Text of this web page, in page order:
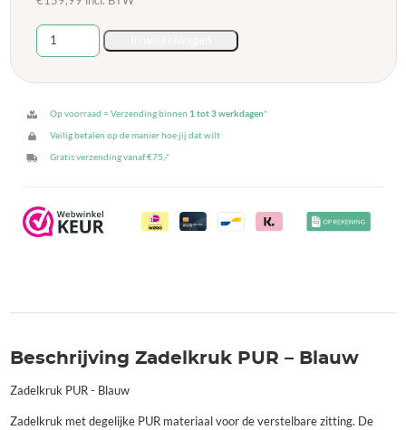
Zadelkruk
PUR
Blauw
Op voorraad = Verzending binnen 1 tot 3 werkdagen*
Veilig betalen op de manier hoe jij dat wilt
Gratis verzending vanaf €75,-*
Beschrijving Zadelkruk PUR – Blauw
Zadelkruk PUR - Blauw
Zadelkruk met degelijke PUR materiaal voor de verstelbare zitting. De